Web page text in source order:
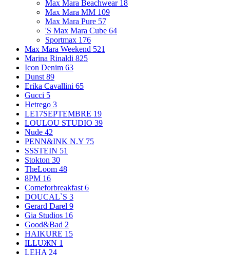
Max Mara Beachwear 18
Max Mara MM 109
Max Mara Pure 57
'S Max Mara Cube 64
Sportmax 176
Max Mara Weekend 521
Marina Rinaldi 825
Icon Denim 63
Dunst 89
Erika Cavallini 65
Gucci 5
Hetrego 3
LE17SEPTEMBRE 19
LOULOU STUDIO 39
Nude 42
PENN&INK N.Y 75
SSSTEIN 51
Stokton 30
TheLoom 48
8PM 16
Comeforbreakfast 6
DOUCAL`S 3
Gerard Darel 9
Gia Studios 16
Good&Bad 2
HAIKURE 15
ILLUЖN 1
LEHA 24